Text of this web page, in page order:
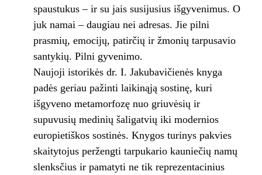
spaustukus – ir su jais susijusius išgyvenimus. O
juk namai – daugiau nei adresas. Jie pilni
prasmių, emocijų, patirčių ir žmonių tarpusavio
santykių. Pilni gyvenimo.
Naujoji istorikės dr. I. Jakubavičienės knyga
padės geriau pažinti laikinąją sostinę, kuri
išgyveno metamorfozę nuo griuvėsių ir
supuvusių medinių šaligatvių iki modernios
europietiškos sostinės. Knygos turinys pakvies
skaitytojus peržengti tarpukario kauniečių namų
slenksčius ir pamatyti ne tik reprezentacinius